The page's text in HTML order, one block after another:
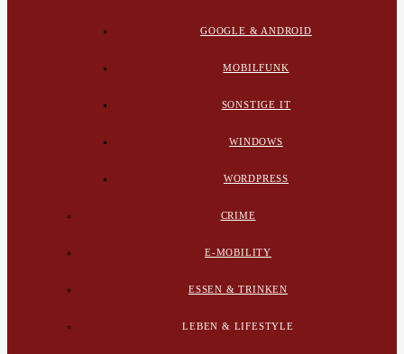
GOOGLE & ANDROID
MOBILFUNK
SONSTIGE IT
WINDOWS
WORDPRESS
CRIME
E-MOBILITY
ESSEN & TRINKEN
LEBEN & LIFESTYLE